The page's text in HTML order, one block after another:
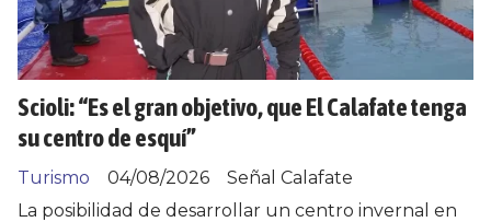
Scioli: “Es el gran objetivo, que El Calafate tenga
su centro de esquí”
Señal Calafate
Turismo
04/08/2026
La posibilidad de desarrollar un centro invernal en